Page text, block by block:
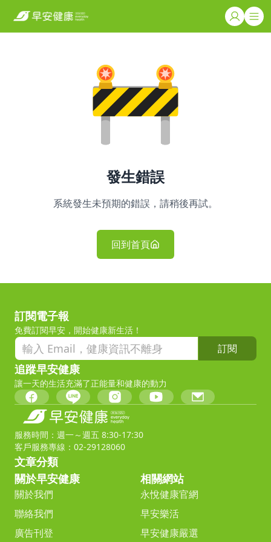
發生錯誤
系統發生未預期的錯誤，請稍後再試。
回到首頁
訂閱電子報
免費訂閱早安，開始健康新生活！
訂閱
追蹤早安健康
讓一天的生活充滿了正能量和健康的動力
服務時間：週一～週五 8:30-17:30
客戶服務專線：02-29128060
文章分類
關於早安健康
關於我們
聯絡我們
廣告刊登
相關網站
永悅健康官網
早安樂活
早安健康嚴選